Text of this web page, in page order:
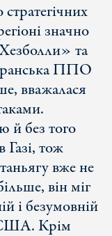
значно
та
ППО
вважалася
й без того
Газі, тож
вже не
він міг
і безумовній
США. Крім